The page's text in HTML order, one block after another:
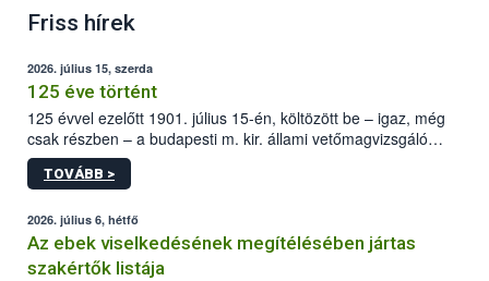
Friss hírek
2026. július 15, szerda
125 éve történt
125 évvel ezelőtt 1901. július 15-én, költözött be – igaz, még
csak részben – a budapesti m. kir. állami vetőmagvizsgáló
állomás a Kis Rókus utca 15. szám alatti, Czigler Győző által
tervezett új épületébe.
TOVÁBB >
2026. július 6, hétfő
Az ebek viselkedésének megítélésében jártas
szakértők listája